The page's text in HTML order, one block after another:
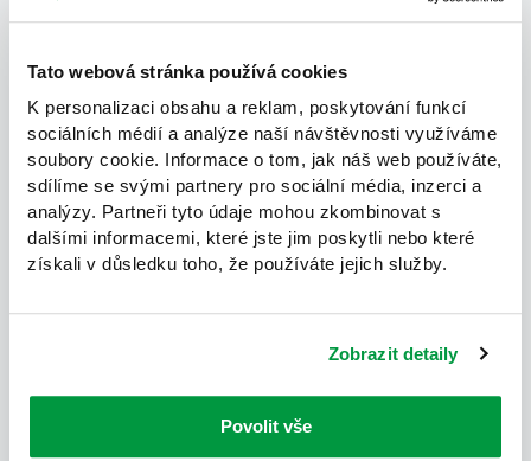
Tato webová stránka používá cookies
K personalizaci obsahu a reklam, poskytování funkcí
sociálních médií a analýze naší návštěvnosti využíváme
soubory cookie. Informace o tom, jak náš web používáte,
sdílíme se svými partnery pro sociální média, inzerci a
analýzy. Partneři tyto údaje mohou zkombinovat s
dalšími informacemi, které jste jim poskytli nebo které
získali v důsledku toho, že používáte jejich služby.
Zobrazit detaily
Povolit vše